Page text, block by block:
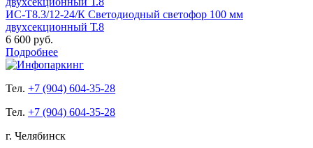
ИС-Т8.3/12-24/К Светодиодный светофор 100 мм
двухсекционный Т.8
6 600 руб.
Подробнее
Тел. +7 (904) 604-35-28
Тел. +7 (904) 604-35-28
г. Челябинск